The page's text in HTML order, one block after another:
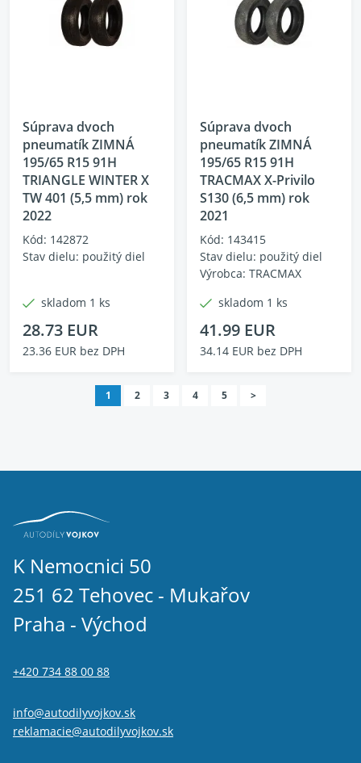
Súprava dvoch
pneumatík ZIMNÁ
195/65 R15 91H
TRIANGLE WINTER X
TW 401 (5,5 mm) rok
2022
Kód: 142872
Stav dielu: použitý diel
skladom 1 ks
28.73 EUR
23.36 EUR bez DPH
Súprava dvoch
pneumatík ZIMNÁ
195/65 R15 91H
TRACMAX X-Privilo
S130 (6,5 mm) rok
2021
Kód: 143415
Stav dielu: použitý diel
Výrobca: TRACMAX
skladom 1 ks
41.99 EUR
34.14 EUR bez DPH
1 2 3 4 5 >
K Nemocnici 50
251 62 Tehovec - Mukařov
Praha - Východ
+420 734 88 00 88
info@autodilyvojkov.sk
reklamacie@autodilyvojkov.sk